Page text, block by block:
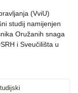
(VviU)
studij namijenjen
Oružanih snaga
i Sveučilišta u